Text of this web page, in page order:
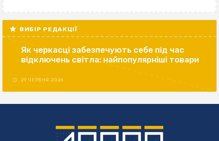
ВИБІР РЕДАКЦІЇ
Як черкасці забезпечують себе під час
відключень світла: найпопулярніші товари
29 ЧЕРВНЯ 2026